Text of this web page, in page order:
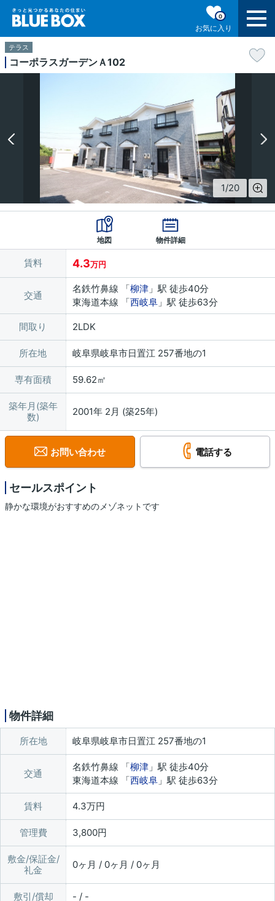
お気に入り
0
テラス
コーポラスガーデンＡ102
1/20
地図 物件詳細
賃料 4.3万円
交通
名鉄竹鼻線 「柳津 」駅 徒歩40分
東海道本線 「西岐阜 」駅 徒歩63分
間取り 2LDK
所在地 岐阜県岐阜市日置江 257番地の1
専有面積 59.62㎡
築年月(築年
数)
2001年 2月 (築25年)
お問い合わせ 電話する
セールスポイント
静かな環境がおすすめのメゾネットです
物件詳細
所在地 岐阜県岐阜市日置江 257番地の1
交通
名鉄竹鼻線 「柳津 」駅 徒歩40分
東海道本線 「西岐阜 」駅 徒歩63分
賃料 4.3万円
管理費 3,800円
敷金/保証金/
礼金
0ヶ月 / 0ヶ月 / 0ヶ月
敷引/償却 - / -